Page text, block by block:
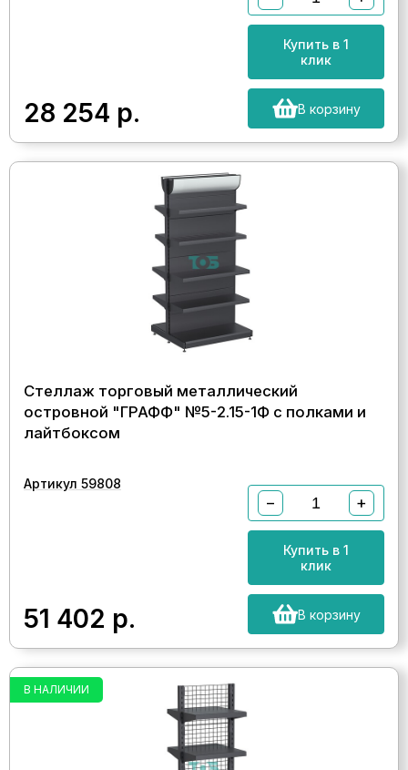
28 254 р.
Купить в 1
клик
В корзину
Стеллаж торговый металлический
островной "ГРАФФ" №5-2.15-1Ф с полками и
лайтбоксом
Артикул 59808
51 402 р.
− +
Купить в 1
клик
В корзину
В НАЛИЧИИ